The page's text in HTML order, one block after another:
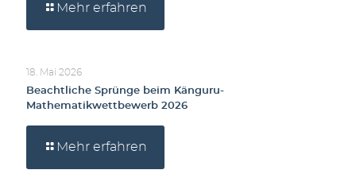
Mehr erfahren
18. Mai 2026
Beachtliche Sprünge beim Känguru-
Mathematikwettbewerb 2026
Mehr erfahren